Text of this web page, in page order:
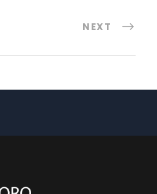
NEXT